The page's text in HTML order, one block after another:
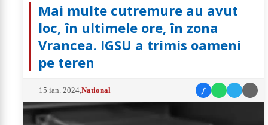
Mai multe cutremure au avut
loc, în ultimele ore, în zona
Vrancea. IGSU a trimis oameni
pe teren
15 ian. 2024 ,National f